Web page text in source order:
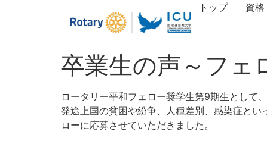
トップ 資
卒業生の声～フェ
ロータリー平和フェロー奨学生第9期生として
発途上国の貧困や紛争、人種差別、感染症と
ローに応募させていただきました。